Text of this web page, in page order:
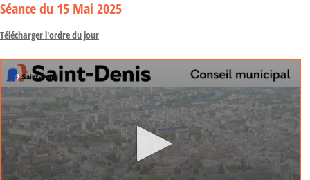
Séancedu 15 Mai 2025
Télécharger l'ordre du jour